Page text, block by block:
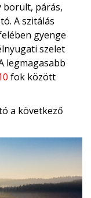
borult, párás,
A szitálás
gyenge
szelet
legmagasabb
fok között
a következő